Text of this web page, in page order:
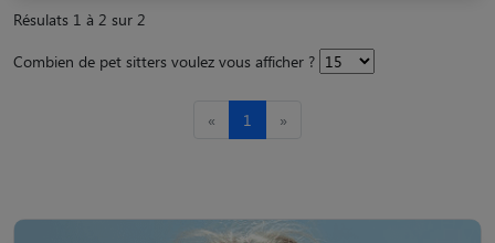
Résulats 1 à 2 sur 2
Combien de pet sitters voulez vous afficher ?
« 1 »